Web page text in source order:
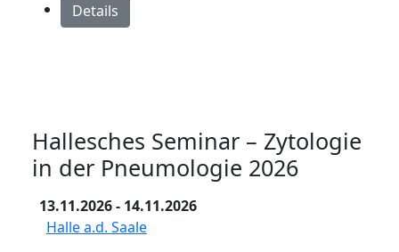
Details
Hallesches Seminar – Zytologie
in der Pneumologie 2026
13.11.2026- 14.11.2026
Halle a.d. Saale